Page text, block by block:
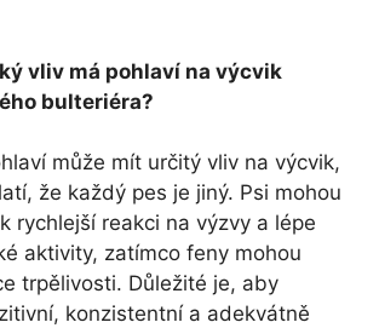
vliv má pohlaví na výcvik
bulteriéra?
může mít určitý vliv na výcvik,
že každý pes je jiný. Psi mohou
rychlejší reakci na výzvy a lépe
aktivity, zatímco feny mohou
trpělivosti. Důležité je, aby
konzistentní a adekvátně